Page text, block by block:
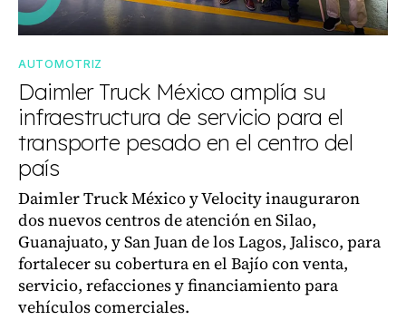
AUTOMOTRIZ
Daimler Truck México amplía su
infraestructura de servicio para el
transporte pesado en el centro del
país
Daimler Truck México y Velocity inauguraron
dos nuevos centros de atención en Silao,
Guanajuato, y San Juan de los Lagos, Jalisco, para
fortalecer su cobertura en el Bajío con venta,
servicio, refacciones y financiamiento para
vehículos comerciales.